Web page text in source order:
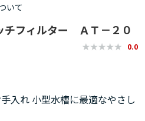
いて
フィルター ＡＴ－２０
0.0
入れ 小型水槽に最適なやさし